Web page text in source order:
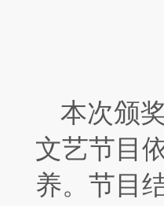
本次颁
文艺节目
养。节目